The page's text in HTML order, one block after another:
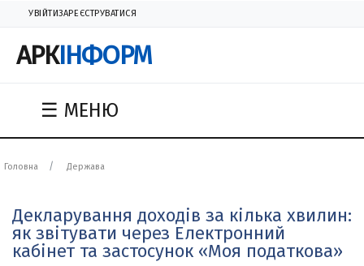
УВІЙТИЗАРЕЄСТРУВАТИСЯ
АРКІНФОРМ
☰ МЕНЮ
Головна Держава
Декларування доходів за кілька хвилин:
як звітувати через Електронний
кабінет та застосунок «Моя податкова»